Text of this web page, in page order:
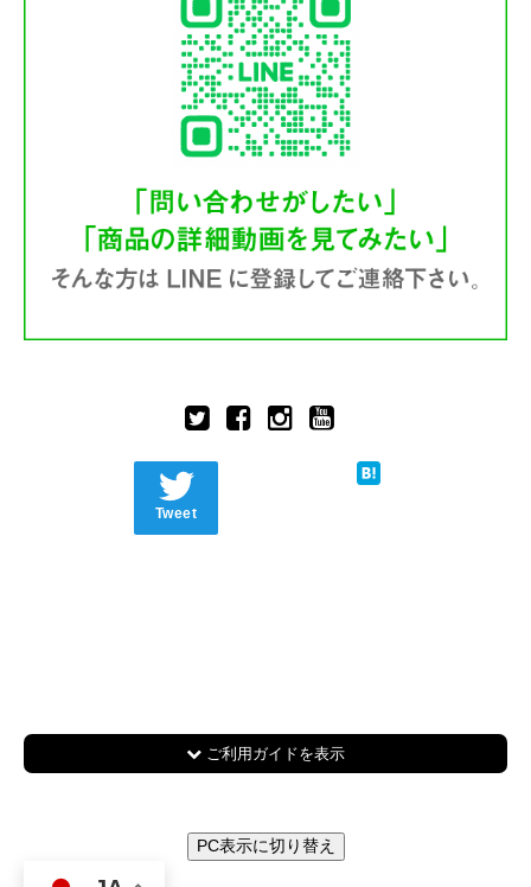
Tweet
ご利用ガイドを表示
PC表示に切り替え